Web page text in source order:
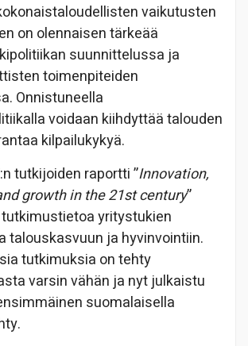
vaikutusten
on olennaisen tärkeää
suunnittelussa ja
toimenpiteiden
Onnistuneella
voidaan kiihdyttää talouden
kilpailukykyä.
tutkijoiden raportti ”Innovation,
growth in the 21st century”
yritystukien
talouskasvuun ja hyvinvointiin.
tutkimuksia on tehty
varsin vähän ja nyt julkaistu
suomalaisella